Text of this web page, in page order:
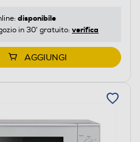
disponibile
in 30' gratuito: verifica
AGGIUNGI